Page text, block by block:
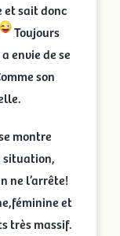
et sait donc
Toujours
envie de se
son
montre
situation,
ne l’arrête!
et
très massif.